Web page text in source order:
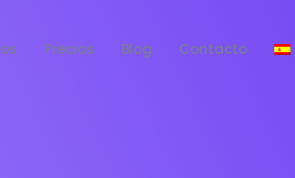
Precios Blog Contacto